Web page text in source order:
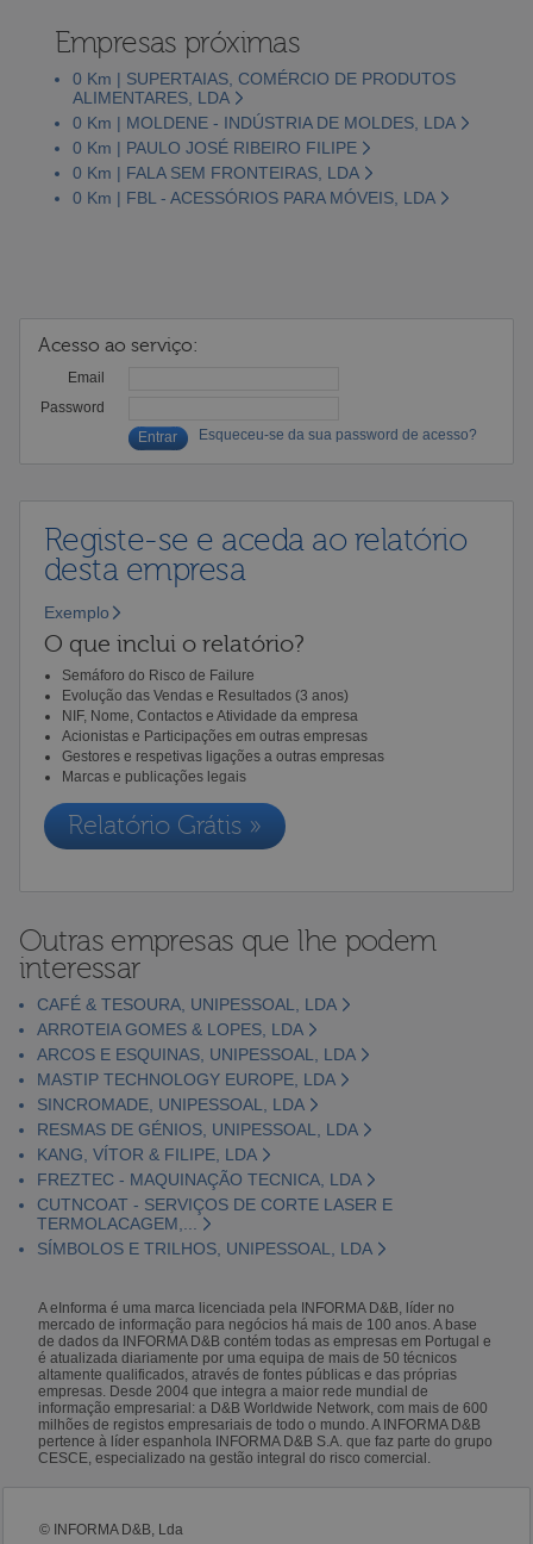
Empresas próximas
0 Km | SUPERTAIAS, COMÉRCIO DE PRODUTOS
ALIMENTARES, LDA
0 Km | MOLDENE - INDÚSTRIA DE MOLDES, LDA
0 Km | PAULO JOSÉ RIBEIRO FILIPE
0 Km | FALA SEM FRONTEIRAS, LDA
0 Km | FBL - ACESSÓRIOS PARA MÓVEIS, LDA
Acesso ao serviço:
Email
Password
Esqueceu-se da sua password de acesso?
Registe-se e aceda ao relatório
desta empresa
Exemplo
O que inclui o relatório?
Semáforo do Risco de Failure
Evolução das Vendas e Resultados (3 anos)
NIF, Nome, Contactos e Atividade da empresa
Acionistas e Participações em outras empresas
Gestores e respetivas ligações a outras empresas
Marcas e publicações legais
Relatório Grátis »
Outras empresas que lhe podem
interessar
CAFÉ & TESOURA, UNIPESSOAL, LDA
ARROTEIA GOMES & LOPES, LDA
ARCOS E ESQUINAS, UNIPESSOAL, LDA
MASTIP TECHNOLOGY EUROPE, LDA
SINCROMADE, UNIPESSOAL, LDA
RESMAS DE GÉNIOS, UNIPESSOAL, LDA
KANG, VÍTOR & FILIPE, LDA
FREZTEC - MAQUINAÇÃO TECNICA, LDA
CUTNCOAT - SERVIÇOS DE CORTE LASER E
TERMOLACAGEM,...
SÍMBOLOS E TRILHOS, UNIPESSOAL, LDA
A eInforma é uma marca licenciada pela INFORMA D&B, líder no
mercado de informação para negócios há mais de 100 anos. A base
de dados da INFORMA D&B contém todas as empresas em Portugal e
é atualizada diariamente por uma equipa de mais de 50 técnicos
altamente qualificados, através de fontes públicas e das próprias
empresas. Desde 2004 que integra a maior rede mundial de
informação empresarial: a D&B Worldwide Network, com mais de 600
milhões de registos empresariais de todo o mundo. A INFORMA D&B
pertence à líder espanhola INFORMA D&B S.A. que faz parte do grupo
CESCE, especializado na gestão integral do risco comercial.
© INFORMA D&B, Lda